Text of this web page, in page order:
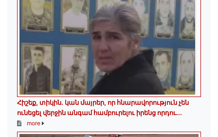
Հիշեք, տիկին․ կան մայրեր, որ հնարավորություն չեն
ունեցել վերջին անգամ համբուրելու իրենց որդու...
more